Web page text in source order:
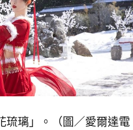
璃」。（圖／愛爾達電